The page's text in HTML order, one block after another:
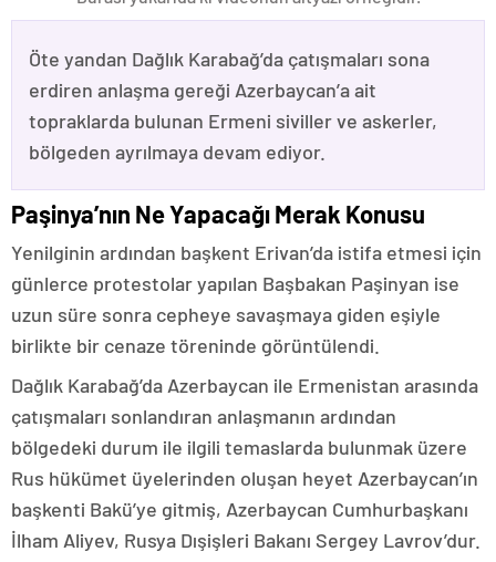
Öte yandan Dağlık Karabağ’da çatışmaları sona
erdiren anlaşma gereği Azerbaycan’a ait
topraklarda bulunan Ermeni siviller ve askerler,
bölgeden ayrılmaya devam ediyor.
Paşinya’nın Ne Yapacağı Merak Konusu
Yenilginin ardından başkent Erivan’da istifa etmesi için
günlerce protestolar yapılan Başbakan Paşinyan ise
uzun süre sonra cepheye savaşmaya giden eşiyle
birlikte bir cenaze töreninde görüntülendi.
Dağlık Karabağ’da Azerbaycan ile Ermenistan arasında
çatışmaları sonlandıran anlaşmanın ardından
bölgedeki durum ile ilgili temaslarda bulunmak üzere
Rus hükümet üyelerinden oluşan heyet Azerbaycan’ın
başkenti Bakü’ye gitmiş, Azerbaycan Cumhurbaşkanı
İlham Aliyev, Rusya Dışişleri Bakanı Sergey Lavrov’dur.